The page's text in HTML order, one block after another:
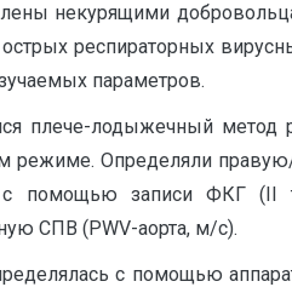
некурящими
респираторных
параметров.
плече-лодыжечный метод
режиме. Определяли
с помощью записи ФКГ
СПВ (PWV-аорта, м/с).
с помощью